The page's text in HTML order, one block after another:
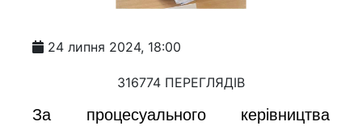
24 липня 2024, 18:00
316774 ПЕРЕГЛЯДІВ
За процесуального керівництва